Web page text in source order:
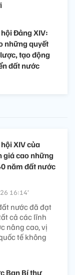
Đảng XIV:
những quyết
tạo động
đất nước
XIV của
giá cao những
năm đất nước
16:14’
nước đã đạt
cả các lĩnh
nâng cao, vị
tế không
Ban Bí thư